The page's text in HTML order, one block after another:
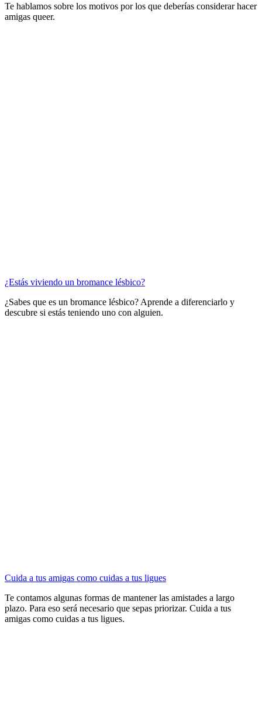
Te hablamos sobre los motivos por los que deberías considerar hacer
amigas queer.
¿Estás viviendo un bromance lésbico?
¿Sabes que es un bromance lésbico? Aprende a diferenciarlo y
descubre si estás teniendo uno con alguien.
Cuida a tus amigas como cuidas a tus ligues
Te contamos algunas formas de mantener las amistades a largo
plazo. Para eso será necesario que sepas priorizar. Cuida a tus
amigas como cuidas a tus ligues.